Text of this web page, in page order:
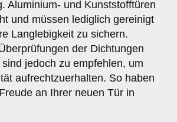
Aluminium- und Kunststofftüren
und müssen lediglich gereinigt
Langlebigkeit zu sichern.
der Dichtungen
jedoch zu empfehlen, um
aufrechtzuerhalten. So haben
an Ihrer neuen Tür in